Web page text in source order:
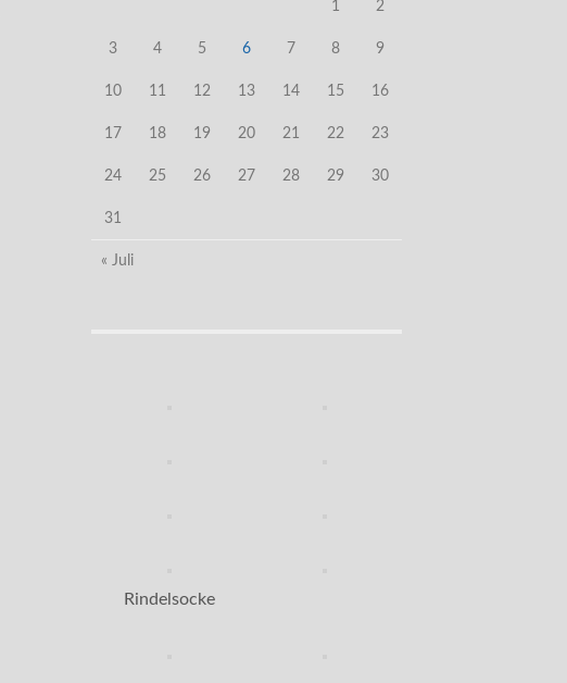
1 2
3 4 5 6 7 8 9
10 11 12 13 14 15 16
17 18 19 20 21 22 23
24 25 26 27 28 29 30
31
« Juli
Rindelsocke